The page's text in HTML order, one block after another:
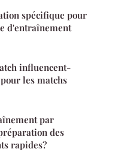
spécifique pour
d'entraînement
influencent-
les matchs
par
des
rapides?